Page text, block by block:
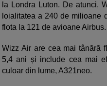
la Londra Luton. De atunci,
loialitatea a 240 de milioane
flota la 121 de avioane Airbus.
Wizz Air are cea mai tânără
5,4 ani și include cea mai
culoar din lume, A321neo.